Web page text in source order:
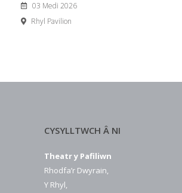
03 Medi 2026
Rhyl Pavilion
CYSYLLTWCH Â NI
Theatr y Pafiliwn
Rhodfa’r Dwyrain,
Y Rhyl,